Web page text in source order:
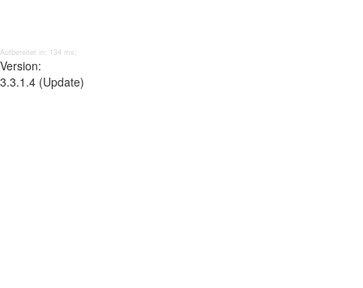
Aufbereitet in: 134 ms;
Version:
3.3.1.4 (Update)